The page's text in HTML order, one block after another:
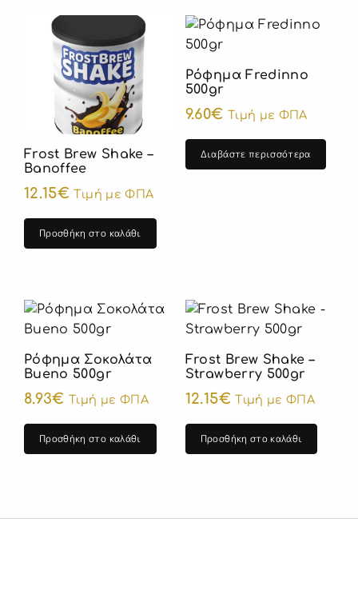
Frost Brew Shake –
Banoffee
12.15€ Τιμή με ΦΠΑ
Προσθήκη στο καλάθι
Ρόφημα Fredinno
500gr
9.60€ Τιμή με ΦΠΑ
Διαβάστε περισσότερα
Ρόφημα Σοκολάτα
Bueno 500gr
8.93€ Τιμή με ΦΠΑ
Προσθήκη στο καλάθι
Frost Brew Shake –
Strawberry 500gr
12.15€ Τιμή με ΦΠΑ
Προσθήκη στο καλάθι